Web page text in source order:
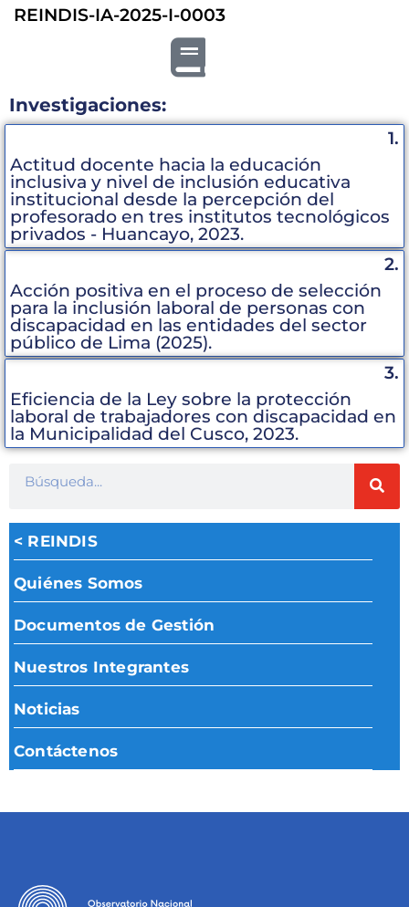
REINDIS-IA-2025-I-0003
Investigaciones:
1.
Actitud docente hacia la educación
inclusiva y nivel de inclusión educativa
institucional desde la percepción del
profesorado en tres institutos tecnológicos
privados - Huancayo, 2023.
2.
Acción positiva en el proceso de selección
para la inclusión laboral de personas con
discapacidad en las entidades del sector
público de Lima (2025).
3.
Eficiencia de la Ley sobre la protección
laboral de trabajadores con discapacidad en
la Municipalidad del Cusco, 2023.
< REINDIS
Quiénes Somos
Documentos de Gestión
Nuestros Integrantes
Noticias
Contáctenos